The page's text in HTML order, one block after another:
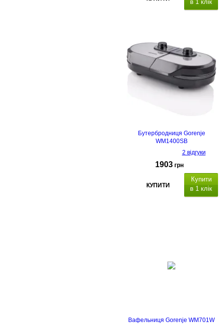
в 1 клік
Бутербродниця Gorenje
WM1400SB
2 відгуки
1903 грн
КУПИТИ
Купити
в 1 клік
Вафельниця Gorenje WM701W